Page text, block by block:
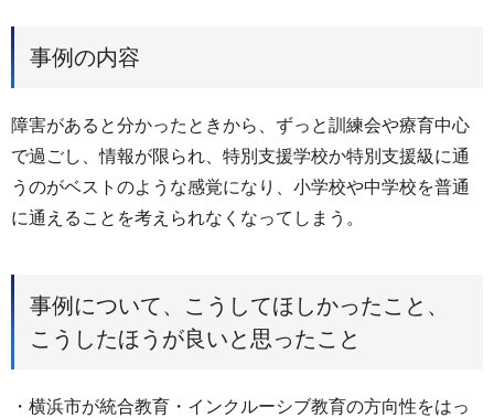
事例の内容
障害があると分かったときから、ずっと訓練会や療育中心
で過ごし、情報が限られ、特別支援学校か特別支援級に通
うのがベストのような感覚になり、小学校や中学校を普通
に通えることを考えられなくなってしまう。
事例について、こうしてほしかったこと、
こうしたほうが良いと思ったこと
・横浜市が統合教育・インクルーシブ教育の方向性をはっ